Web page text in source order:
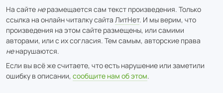
На сайте неразмещается сам текст произведения. Только
ссылка на онлайн читалку сайта ЛитНет. И мы верим, что
произведения на этом сайте размещены, или самими
авторами, или с их согласия. Тем самым, авторские права
ненарушаются.
Если вы всё же считаете, что есть нарушение или заметили
ошибку в описании, сообщите нам об этом.